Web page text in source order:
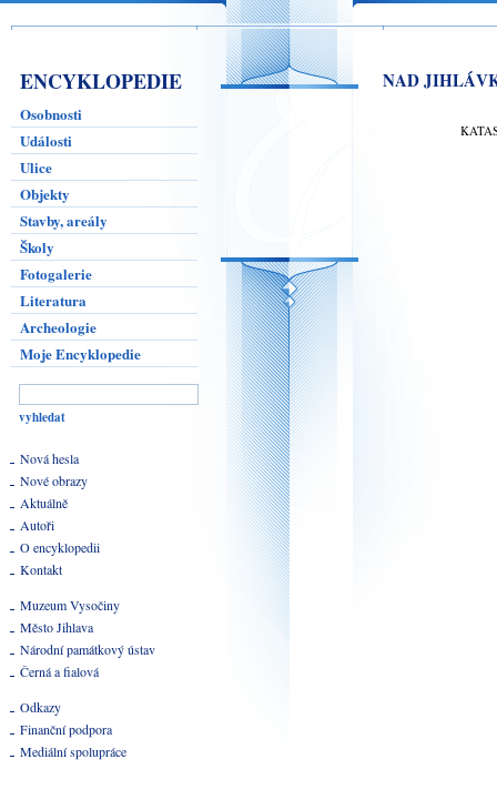
ENCYKLOPEDIE
Osobnosti
Události
Ulice
Objekty
Stavby, areály
Školy
Fotogalerie
Literatura
Archeologie
Moje Encyklopedie
Nová hesla
Nové obrazy
Aktuálně
Autoři
O encyklopedii
Kontakt
Muzeum Vysočiny
Město Jihlava
Národní památkový ústav
Černá a fialová
Odkazy
Finanční podpora
Mediální spolupráce
NAD